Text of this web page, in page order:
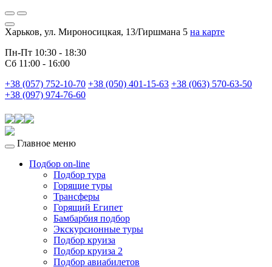
Харьков, ул. Мироносицкая, 13/Гиршмана 5 на карте
Пн-Пт 10:30 - 18:30
Сб 11:00 - 16:00
+38 (057) 752-10-70 +38 (050) 401-15-63 +38 (063) 570-63-50
+38 (097) 974-76-60
Главное меню
Подбор on-line
Подбор тура
Горящие туры
Трансферы
Горящий Египет
Бамбарбия подбор
Экскурсионные туры
Подбор круиза
Подбор круиза 2
Подбор авиабилетов